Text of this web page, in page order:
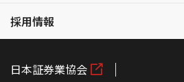
採用情報
日本証券業協会